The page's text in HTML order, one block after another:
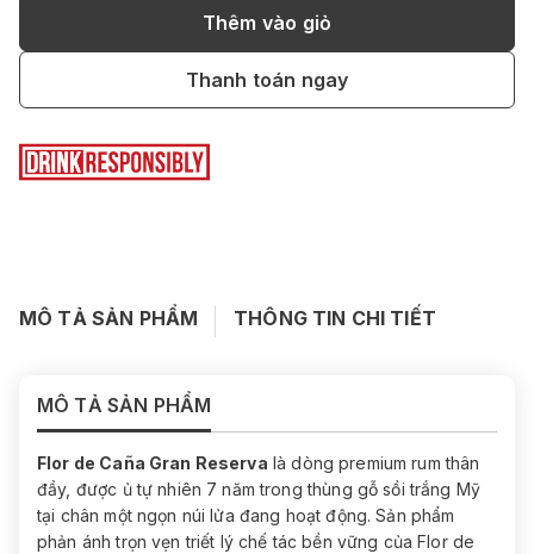
Thêm vào giỏ
Thanh toán ngay
MÔ TẢ SẢN PHẨM THÔNG TIN CHI TIẾT
MÔ TẢ SẢN PHẨM
Flor de Caña Gran Reserva là dòng premium rum thân
đầy, được ủ tự nhiên 7 năm trong thùng gỗ sồi trắng Mỹ
tại chân một ngọn núi lửa đang hoạt động. Sản phẩm
phản ánh trọn vẹn triết lý chế tác bền vững của Flor de